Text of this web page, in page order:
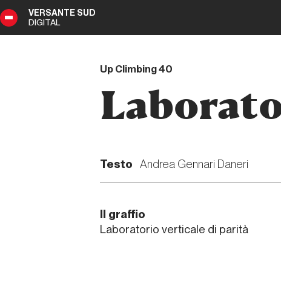
VERSANTE SUD
DIGITAL
DIGITAL
Up Climbing 40
Testo Andrea Gennari Daneri
Il graffio
Laboratorio verticale di parità